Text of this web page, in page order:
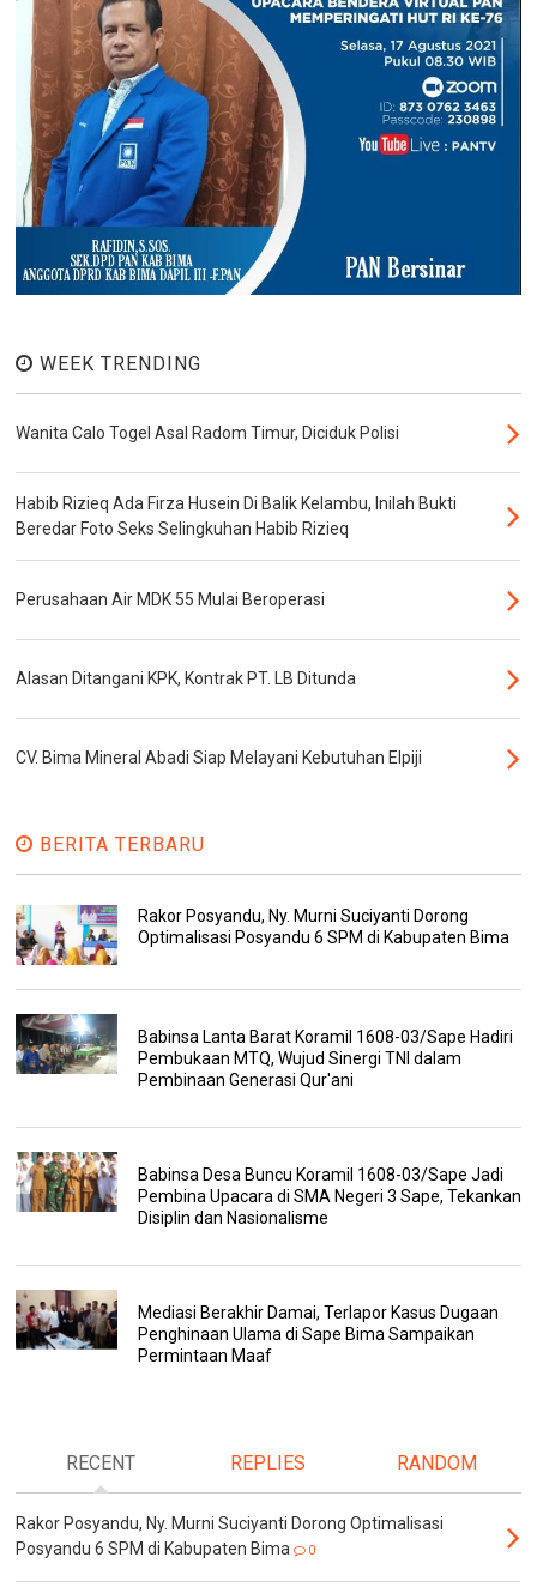
WEEK TRENDING
Wanita Calo Togel Asal Radom Timur, Diciduk Polisi
Habib Rizieq Ada Firza Husein Di Balik Kelambu, Inilah Bukti
Beredar Foto Seks Selingkuhan Habib Rizieq
Perusahaan Air MDK 55 Mulai Beroperasi
Alasan Ditangani KPK, Kontrak PT. LB Ditunda
CV. Bima Mineral Abadi Siap Melayani Kebutuhan Elpiji
BERITA TERBARU
Rakor Posyandu, Ny. Murni Suciyanti Dorong
Optimalisasi Posyandu 6 SPM di Kabupaten Bima
Babinsa Lanta Barat Koramil 1608-03/Sape Hadiri
Pembukaan MTQ, Wujud Sinergi TNI dalam
Pembinaan Generasi Qur'ani
Babinsa Desa Buncu Koramil 1608-03/Sape Jadi
Pembina Upacara di SMA Negeri 3 Sape, Tekankan
Disiplin dan Nasionalisme
Mediasi Berakhir Damai, Terlapor Kasus Dugaan
Penghinaan Ulama di Sape Bima Sampaikan
Permintaan Maaf
RECENT REPLIES RANDOM
Rakor Posyandu, Ny. Murni Suciyanti Dorong Optimalisasi
Posyandu 6 SPM di Kabupaten Bima
0